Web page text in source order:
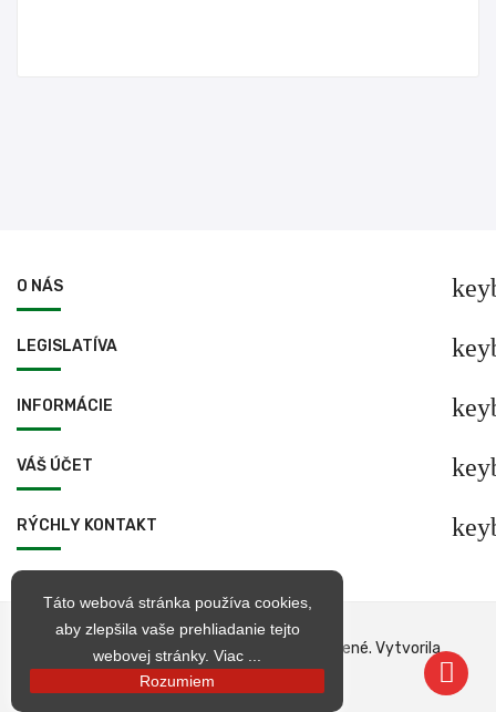
O NÁS
LEGISLATÍVA
INFORMÁCIE
VÁŠ ÚČET
RÝCHLY KONTAKT
Táto webová stránka používa cookies,
aby zlepšila vaše prehliadanie tejto
webovej stránky. Viac ...
Rozumiem
© 1998 – 2026 jarkop.sk Všetky práva vyhradené. Vytvorila
Becrea